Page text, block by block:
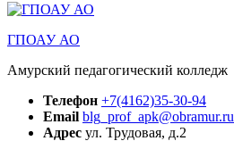
ГПОАУ АО
Амурский педагогический колледж
Телефон +7(4162)35-30-94
Email blg_prof_apk@obramur.ru
Адрес ул. Трудовая, д.2